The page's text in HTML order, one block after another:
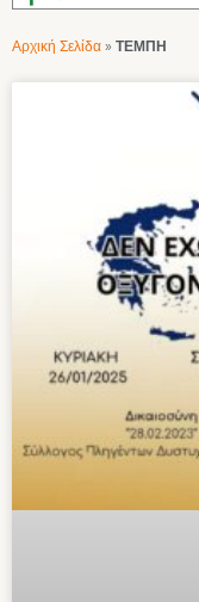
Αρχική Σελίδα » ΤΕΜΠΗ